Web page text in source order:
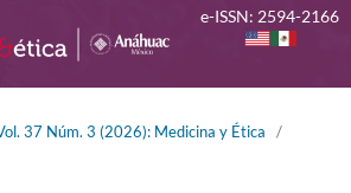
37 Núm. 3 (2026): Medicina y Ética
/
e-ISSN: 2594-2166